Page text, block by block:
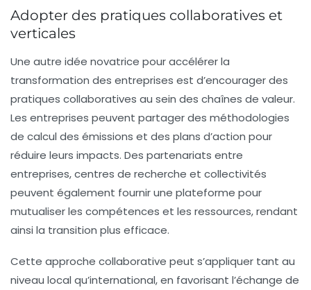
Adopter des pratiques collaboratives et
verticales
Une autre idée novatrice pour accélérer la
transformation des entreprises est d’encourager des
pratiques collaboratives au sein des chaînes de valeur.
Les entreprises peuvent partager des méthodologies
de calcul des émissions et des plans d’action pour
réduire leurs impacts. Des partenariats entre
entreprises, centres de recherche et collectivités
peuvent également fournir une plateforme pour
mutualiser les compétences et les ressources, rendant
ainsi la transition plus efficace.
Cette approche collaborative peut s’appliquer tant au
niveau local qu’international, en favorisant l’échange de